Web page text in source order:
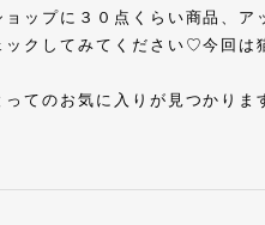
ョップに３０点くらい商品、ア
ックしてみてください♡今回は
ってのお気に入りが見つかりま